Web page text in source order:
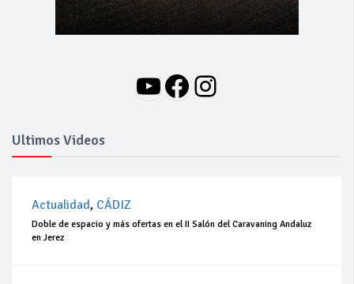
YouTube
Facebook
Instagram
Ultimos Videos
Actualidad, CÁDIZ
Doble de espacio y más ofertas en el II Salón del Caravaning Andaluz
en Jerez